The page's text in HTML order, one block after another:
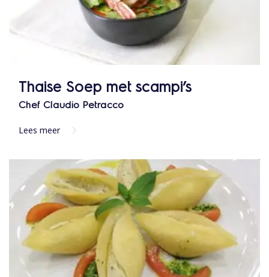
Thaise Soep met scampi’s
Chef Claudio Petracco
Lees meer